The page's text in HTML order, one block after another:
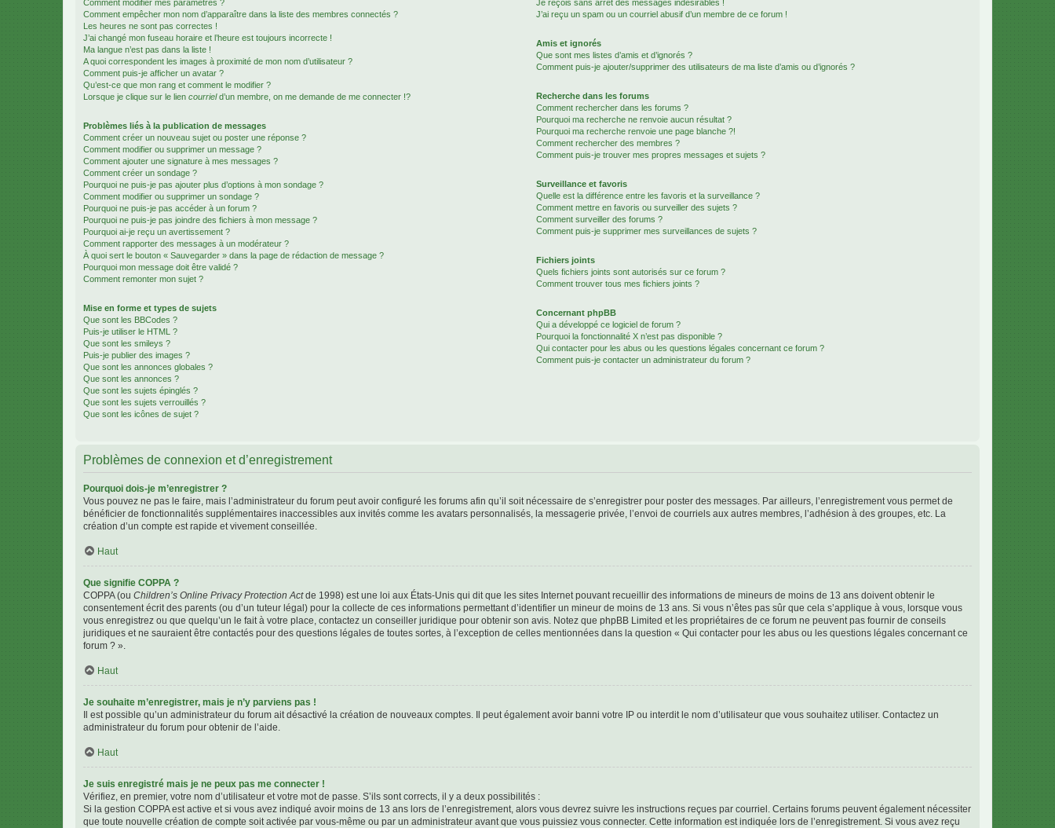
Comment modifier mes paramètres ?
Comment empêcher mon nom d’apparaître dans la liste des membres connectés ?
Les heures ne sont pas correctes !
J’ai changé mon fuseau horaire et l’heure est toujours incorrecte !
Ma langue n’est pas dans la liste !
A quoi correspondent les images à proximité de mon nom d’utilisateur ?
Comment puis-je afficher un avatar ?
Qu’est-ce que mon rang et comment le modifier ?
Lorsque je clique sur le lien courrield’un membre, on me demande de me connecter !?
Problèmes liés à la publication de messages
Comment créer un nouveau sujet ou poster une réponse ?
Comment modifier ou supprimer un message ?
Comment ajouter une signature à mes messages ?
Comment créer un sondage ?
Pourquoi ne puis-je pas ajouter plus d’options à mon sondage ?
Comment modifier ou supprimer un sondage ?
Pourquoi ne puis-je pas accéder à un forum ?
Pourquoi ne puis-je pas joindre des fichiers à mon message ?
Pourquoi ai-je reçu un avertissement ?
Comment rapporter des messages à un modérateur ?
À quoi sert le bouton « Sauvegarder » dans la page de rédaction de message ?
Pourquoi mon message doit être validé ?
Comment remonter mon sujet ?
Mise en forme et types de sujets
Que sont les BBCodes ?
Puis-je utiliser le HTML ?
Que sont les smileys ?
Puis-je publier des images ?
Que sont les annonces globales ?
Que sont les annonces ?
Que sont les sujets épinglés ?
Que sont les sujets verrouillés ?
Que sont les icônes de sujet ?
Je reçois sans arrêt des messages indésirables !
J’ai reçu un spam ou un courriel abusif d’un membre de ce forum !
Amis et ignorés
Que sont mes listes d’amis et d’ignorés ?
Comment puis-je ajouter/supprimer des utilisateurs de ma liste d’amis ou d’ignorés ?
Recherche dans les forums
Comment rechercher dans les forums ?
Pourquoi ma recherche ne renvoie aucun résultat ?
Pourquoi ma recherche renvoie une page blanche ?!
Comment rechercher des membres ?
Comment puis-je trouver mes propres messages et sujets ?
Surveillance et favoris
Quelle est la différence entre les favoris et la surveillance ?
Comment mettre en favoris ou surveiller des sujets ?
Comment surveiller des forums ?
Comment puis-je supprimer mes surveillances de sujets ?
Fichiers joints
Quels fichiers joints sont autorisés sur ce forum ?
Comment trouver tous mes fichiers joints ?
Concernant phpBB
Qui a développé ce logiciel de forum ?
Pourquoi la fonctionnalité X n’est pas disponible ?
Qui contacter pour les abus ou les questions légales concernant ce forum ?
Comment puis-je contacter un administrateur du forum ?
Problèmes de connexion et d’enregistrement
Pourquoi dois-je m’enregistrer ?
Vous pouvez ne pas le faire, mais l’administrateur du forum peut avoir configuré les forums afin qu’il soit nécessaire de s’enregistrer pour poster des messages. Par ailleurs, l’enregistrement vous permet de
bénéficier de fonctionnalités supplémentaires inaccessibles aux invités comme les avatars personnalisés, la messagerie privée, l’envoi de courriels aux autres membres, l’adhésion à des groupes, etc. La
création d’un compte est rapide et vivement conseillée.
Haut
Que signifie COPPA ?
COPPA (ou Children’s Online Privacy Protection Actde 1998) est une loi aux États-Unis qui dit que les sites Internet pouvant recueillir des informations de mineurs de moins de 13 ans doivent obtenir le
consentement écrit des parents (ou d’un tuteur légal) pour la collecte de ces informations permettant d’identifier un mineur de moins de 13 ans. Si vous n’êtes pas sûr que cela s’applique à vous, lorsque vous
vous enregistrez ou que quelqu’un le fait à votre place, contactez un conseiller juridique pour obtenir son avis. Notez que phpBB Limited et les propriétaires de ce forum ne peuvent pas fournir de conseils
juridiques et ne sauraient être contactés pour des questions légales de toutes sortes, à l’exception de celles mentionnées dans la question « Qui contacter pour les abus ou les questions légales concernant ce
forum ? ».
Haut
Je souhaite m’enregistrer, mais je n’y parviens pas !
Il est possible qu’un administrateur du forum ait désactivé la création de nouveaux comptes. Il peut également avoir banni votre IP ou interdit le nom d’utilisateur que vous souhaitez utiliser. Contactez un
administrateur du forum pour obtenir de l’aide.
Haut
Je suis enregistré mais je ne peux pas me connecter !
Vérifiez, en premier, votre nom d’utilisateur et votre mot de passe. S’ils sont corrects, il y a deux possibilités :
Si la gestion COPPA est active et si vous avez indiqué avoir moins de 13 ans lors de l’enregistrement, alors vous devrez suivre les instructions reçues par courriel. Certains forums peuvent également nécessiter
que toute nouvelle création de compte soit activée par vous-même ou par un administrateur avant que vous puissiez vous connecter. Cette information est indiquée lors de l’enregistrement. Si vous avez reçu